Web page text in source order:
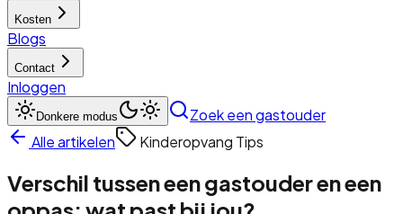
Kosten
Blogs
Contact
Inloggen
Donkere modus
Zoek een gastouder
Alle artikelen
Kinderopvang Tips
Verschil tussen een gastouder en een